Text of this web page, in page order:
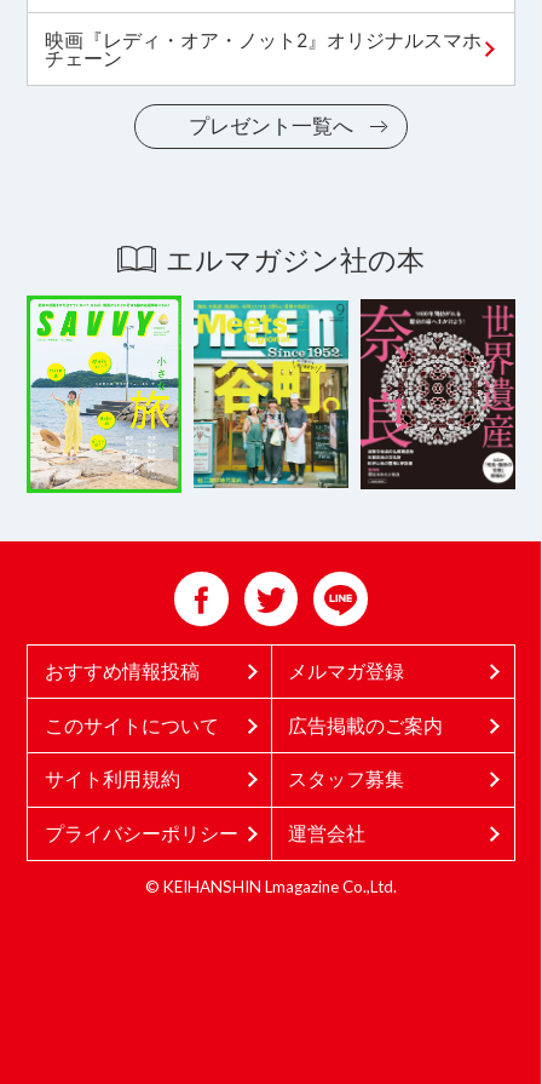
映画『レディ・オア・ノット2』オリジナルスマホ
チェーン
プレゼント一覧へ
エルマガジン社の本
おすすめ情報投稿 メルマガ登録
このサイトについて 広告掲載のご案内
サイト利用規約 スタッフ募集
プライバシーポリシー 運営会社
© KEIHANSHIN Lmagazine Co.,Ltd.